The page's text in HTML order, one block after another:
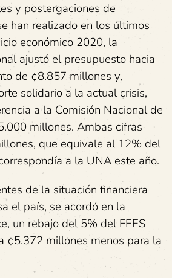
y postergaciones de
han realizado en los últimos
económico 2020, la
ajustó el presupuesto hacia
de ¢8.857 millones y,
solidario a la actual crisis,
a la Comisión Nacional de
millones. Ambas cifras
que equivale al 12% del
a la UNA este año.
de la situación financiera
el país, se acordó en la
un rebajo del 5% del FEES
¢5.372 millones menos para la